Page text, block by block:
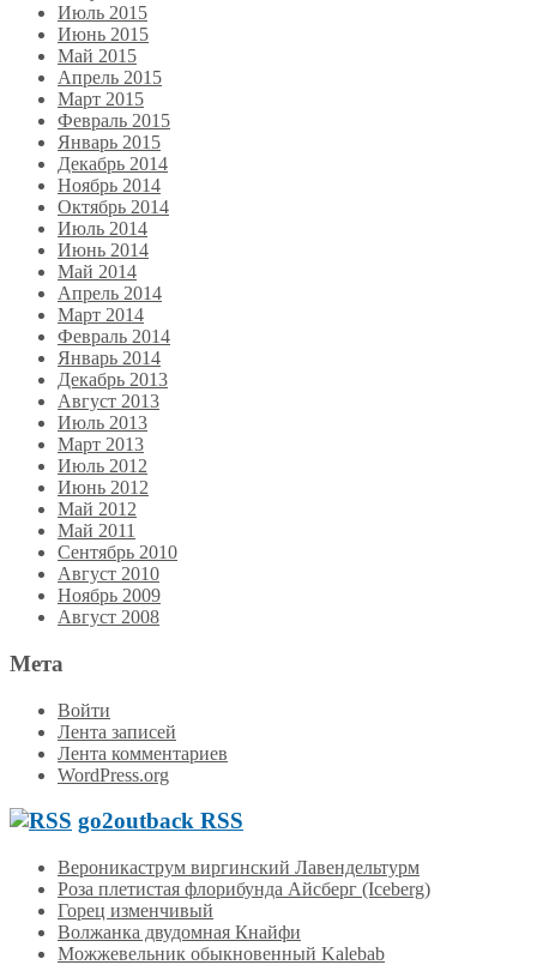
Июль 2015
Июнь 2015
Май 2015
Апрель 2015
Март 2015
Февраль 2015
Январь 2015
Декабрь 2014
Ноябрь 2014
Октябрь 2014
Июль 2014
Июнь 2014
Май 2014
Апрель 2014
Март 2014
Февраль 2014
Январь 2014
Декабрь 2013
Август 2013
Июль 2013
Март 2013
Июль 2012
Июнь 2012
Май 2012
Май 2011
Сентябрь 2010
Август 2010
Ноябрь 2009
Август 2008
Мета
Войти
Лента записей
Лента комментариев
WordPress.org
go2outback RSS
Вероникаструм виргинский Лавендельтурм
Роза плетистая флорибунда Айсберг (Iceberg)
Горец изменчивый
Волжанка двудомная Кнайфи
Можжевельник обыкновенный Kalebab